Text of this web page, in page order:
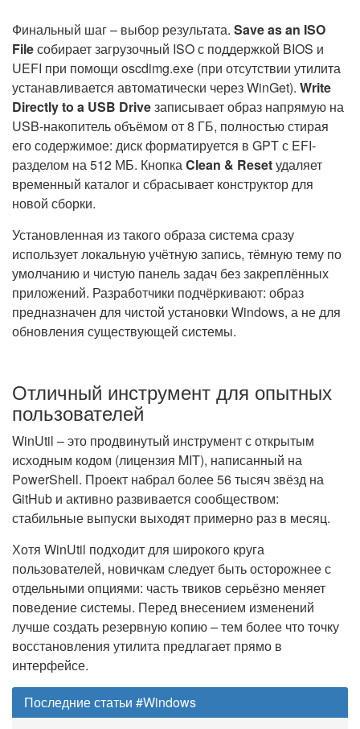
Финальный шаг – выбор результата. Save as an ISO
Fileсобирает загрузочный ISO с поддержкой BIOS и
UEFI при помощи oscdimg.exe (при отсутствии утилита
устанавливается автоматически через WinGet). Write
Directly to a USB Driveзаписывает образ напрямую на
USB-накопитель объёмом от 8 ГБ, полностью стирая
его содержимое: диск форматируется в GPT с EFI-
разделом на 512 МБ. КнопкаClean & Resetудаляет
временный каталог и сбрасывает конструктор для
новой сборки.
Установленная из такого образа система сразу
использует локальную учётную запись, тёмную тему по
умолчанию и чистую панель задач без закреплённых
приложений. Разработчики подчёркивают: образ
предназначен для чистой установки Windows, а не для
обновления существующей системы.
Отличный инструмент для опытных
пользователей
WinUtil – это продвинутый инструмент с открытым
исходным кодом (лицензия MIT), написанный на
PowerShell. Проект набрал более 56 тысяч звёзд на
GitHub и активно развивается сообществом:
стабильные выпуски выходят примерно раз в месяц.
Хотя WinUtil подходит для широкого круга
пользователей, новичкам следует быть осторожнее с
отдельными опциями: часть твиков серьёзно меняет
поведение системы. Перед внесением изменений
лучше создать резервную копию – тем более что точку
восстановления утилита предлагает прямо в
интерфейсе.
Последние статьи #Windows